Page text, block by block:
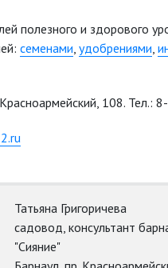
полезного и здорового
семенами, удобрениями,
108. Тел.:
Татьяна Григоричева
садовод, консультант
"Сияние"